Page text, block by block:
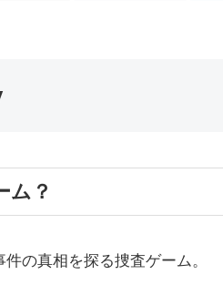
ム？
の真相を探る捜査ゲーム。